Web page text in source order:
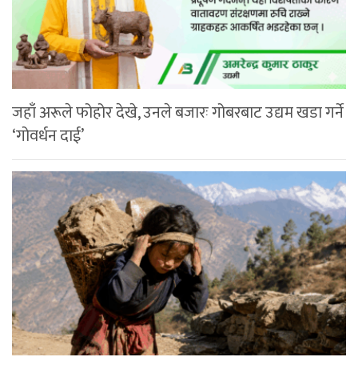
जहाँ अरूले फोहोर देखे, उनले बजारः गोबरबाट उद्यम खडा गर्ने
‘गोवर्धन दाई’